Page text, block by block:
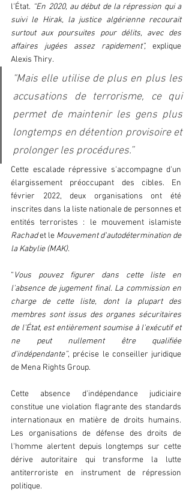
l'État. “En 2020, au début de la répression qui a
suivi le Hirak, la justice algérienne recourait
surtout aux poursuites pour délits, avec des
affaires jugées assez rapidement”, explique
Alexis Thiry.
“Mais elle utilise de plus en plus les
accusations de terrorisme, ce qui
permet de maintenir les gens plus
longtemps en détention provisoire et
prolonger les procédures.”
Cette escalade répressive s'accompagne d'un
élargissement préoccupant des cibles. En
février 2022, deux organisations ont été
inscrites dans la liste nationale de personnes et
Rachad et le Mouvement d'autodétermination de
la Kabylie (MAK).
“Vous pouvez figurer dans cette liste en
l'absence de jugement final. La commission en
charge de cette liste, dont la plupart des
membres sont issus des organes sécuritaires
de l'État, est entièrement soumise à l'exécutif et
ne peut nullement être qualifiée
d'indépendante”, précise le conseiller juridique
de Mena Rights Group.
Cette absence d'indépendance judiciaire
constitue une violation flagrante des standards
internationaux en matière de droits humains.
Les organisations de défense des droits de
l'homme alertent depuis longtemps sur cette
dérive autoritaire qui transforme la lutte
antiterroriste en instrument de répression
politique.